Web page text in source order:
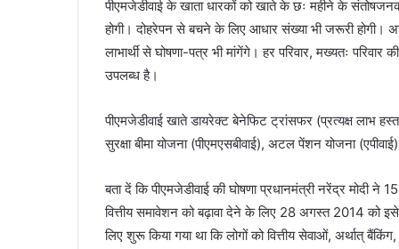
पीएमजेडीवाई के खाता धारकों को खाते के छः महीने के
होगी। दोहरेपन से बचने के लिए आधार संख्या भी जरूरी होगी।
लाभार्थी से घोषणा-पत्र भी मांगेंगे। हर परिवार, मख्यतः
उपलब्ध है।
पीएमजेडीवाई खाते डायरेक्ट बेनेफिट ट्रांसफर (प्रत्यक्ष लाभ
सुरक्षा बीमा योजना (पीएमएसबीवाई), अटल पेंशन योजना
बता दें कि पीएमजेडीवाई की घोषणा प्रधानमंत्री नरेंद्र
वित्तीय समावेशन को बढ़ावा देने के लिए 28 अगस्त 2014 को
लिए शुरू किया गया था कि लोगों को वित्तीय सेवाओं, अर्थात्